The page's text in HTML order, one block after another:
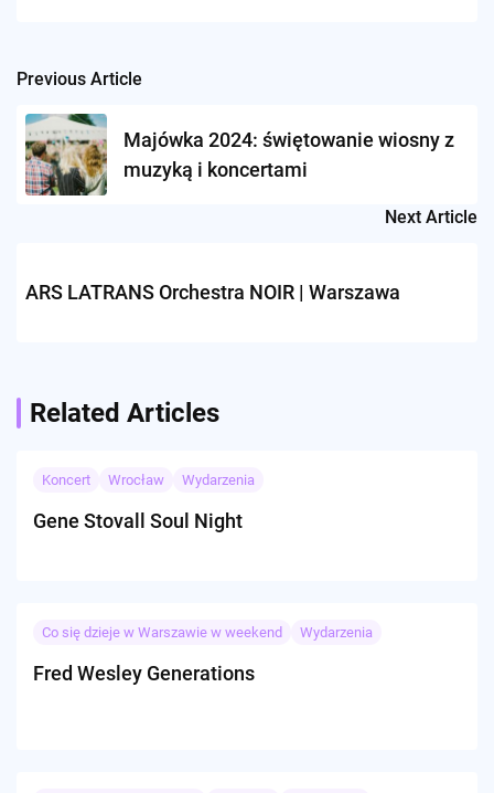
Post
navigation
Previous Article
Majówka 2024: świętowanie wiosny z
muzyką i koncertami
Next Article
ARS LATRANS Orchestra NOIR | Warszawa
Related Articles
Koncert Wrocław Wydarzenia
Gene Stovall Soul Night
Co się dzieje w Warszawie w weekend Wydarzenia
Fred Wesley Generations